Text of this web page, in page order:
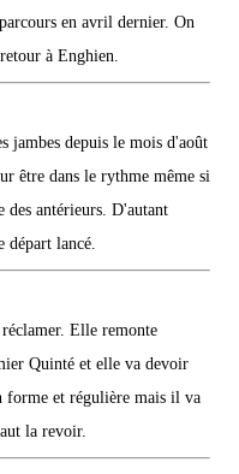
en avril dernier. On
à Enghien.
jambes depuis le mois d'août
être dans le rythme même si
des antérieurs. D'autant
départ lancé.
Elle remonte
Quinté et elle va devoir
forme et régulière mais il va
la revoir.